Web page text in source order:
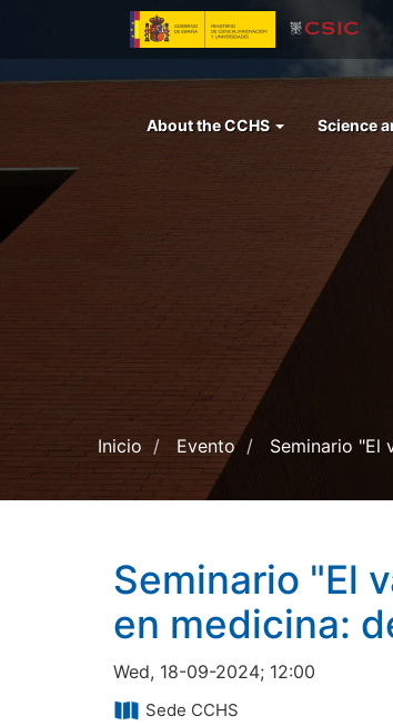
Menu
About the CCHS Science
Inicio Evento Seminario "El
Seminario "El
en medicina:
Wed, 18-09-2024; 12:00
Sede CCHS